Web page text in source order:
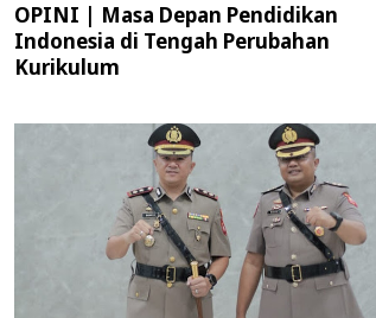
OPINI | Masa Depan Pendidikan
Indonesia di Tengah Perubahan
Kurikulum